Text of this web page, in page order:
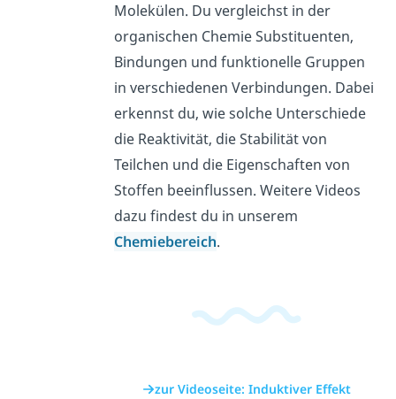
Molekülen. Du vergleichst in der
organischen Chemie Substituenten,
Bindungen und funktionelle Gruppen
in verschiedenen Verbindungen. Dabei
erkennst du, wie solche Unterschiede
die Reaktivität, die Stabilität von
Teilchen und die Eigenschaften von
Stoffen beeinflussen. Weitere Videos
dazu findest du in unserem
Chemiebereich.
zur Videoseite: Induktiver Effekt